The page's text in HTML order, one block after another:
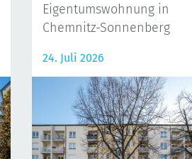
Eigentumswohnung in
Chemnitz-Sonnenberg
24. Juli 2026